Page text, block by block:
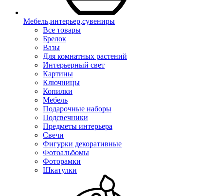
Мебель,интерьер,сувениры
Все товары
Брелок
Вазы
Для комнатных растений
Интерьерный свет
Картины
Ключницы
Копилки
Мебель
Подарочные наборы
Подсвечники
Предметы интерьера
Свечи
Фигурки декоративные
Фотоальбомы
Фоторамки
Шкатулки